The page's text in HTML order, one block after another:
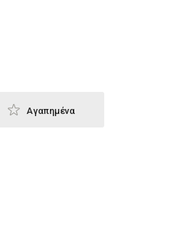
Αγαπημένα